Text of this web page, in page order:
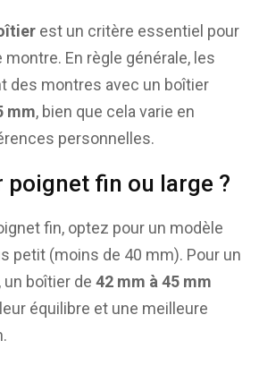
est un critère essentiel pour
En règle générale, les
des montres avec un boîtier
mm, bien que cela varie en
personnelles.
poignet fin ou large ?
fin, optez pour un modèle
petit (moins de 40 mm). Pour un
un boîtier de 42 mm à 45 mm
équilibre et une meilleure